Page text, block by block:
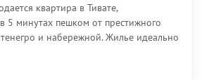
квартира в Тивате,
5 минутах пешком от престижного
и набережной. Жилье идеально